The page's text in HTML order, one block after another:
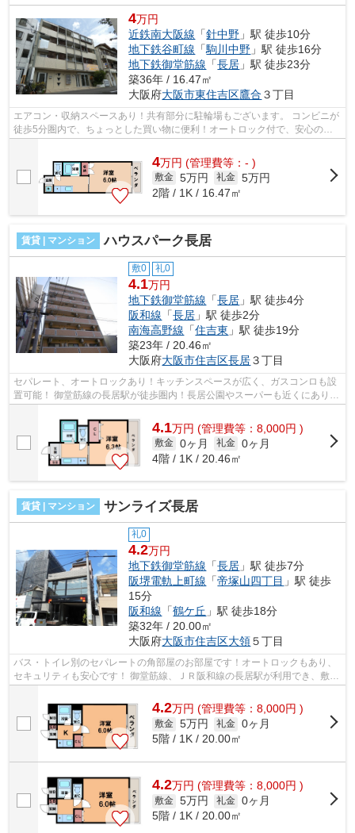
4万円
近鉄南大阪線 「針中野 」駅 徒歩10分
地下鉄谷町線 「駒川中野 」駅 徒歩16分
地下鉄御堂筋線 「長居 」駅 徒歩23分
築36年 / 16.47㎡
大阪府大阪市東住吉区鷹合 ３丁目
エアコン・収納スペースあり！共有部分に駐輪場もございます。 コンビニが
徒歩5分圏内で、ちょっとした買い物に便利！オートロック付で、安心のセ
4万円 (管理費等：- )
敷金 5万円 礼金 5万円
2階 / 1K / 16.47㎡
賃貸 | マンション ハウスパーク長居
敷0 礼0
4.1万円
地下鉄御堂筋線 「長居 」駅 徒歩4分
阪和線 「長居 」駅 徒歩2分
南海高野線 「住吉東 」駅 徒歩19分
築23年 / 20.46㎡
大阪府大阪市住吉区長居３丁目
セパレート、オートロックあり！キッチンスペースが広く、ガスコンロも設
置可能！ 御堂筋線の長居駅が徒歩圏内！長居公園やスーパーも近くにありま
4.1万円 (管理費等：8,000円 )
敷金 0ヶ月 礼金 0ヶ月
4階 / 1K / 20.46㎡
賃貸 | マンション サンライズ長居
礼0
4.2万円
地下鉄御堂筋線 「長居 」駅 徒歩7分
阪堺電軌上町線 「帝塚山四丁目 」駅 徒歩
15分
阪和線 「鶴ケ丘 」駅 徒歩18分
築32年 / 20.00㎡
大阪府大阪市住吉区大領５丁目
バス・トイレ別のセパレートの角部屋のお部屋です！オートロックもあり、
セキュリティも安心です！ 御堂筋線、ＪＲ阪和線の長居駅が利用でき、敷地
内に駐車場・駐輪場があります！学...
4.2万円 (管理費等：8,000円 )
敷金 5万円 礼金 0ヶ月
5階 / 1K / 20.00㎡
4.2万円 (管理費等：8,000円 )
敷金 5万円 礼金 0ヶ月
5階 / 1K / 20.00㎡